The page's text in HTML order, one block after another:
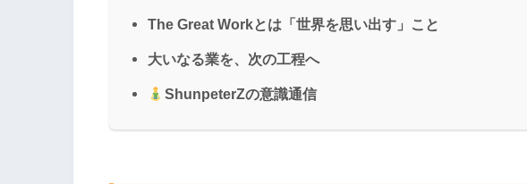
The Great Workとは「世界を思い出す」こと
大いなる業を、次の工程へ
ShunpeterZの意識通信